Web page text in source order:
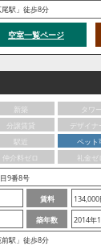
駅」徒歩8分
空室一覧ページ
新築 タワー
分譲賃貸
デザイナ
駅近
ペット
仲介料ゼロ
礼金ゼ
9番8号
賃料
築年数
2014年
駅」徒歩8分